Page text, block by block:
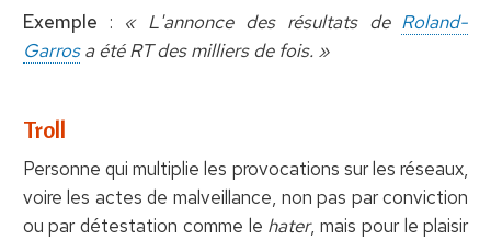
Exemple : « L'annonce des résultats de Roland-
Garrosa été RT des milliers de fois. »
Troll
Personne qui multiplie les provocations sur les réseaux,
voire les actes de malveillance, non pas par conviction
ou par détestation comme le hater, mais pour le plaisir